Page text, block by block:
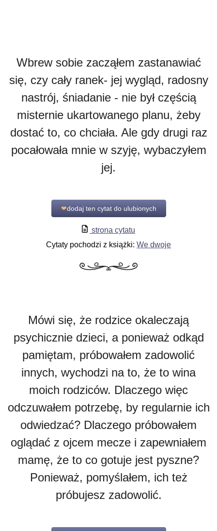
Wbrew sobie zacząłem zastanawiać
się, czy cały ranek- jej wygląd, radosny
nastrój, śniadanie - nie był częścią
misternie ukartowanego planu, żeby
dostać to, co chciała. Ale gdy drugi raz
pocałowała mnie w szyję, wybaczyłem
jej.
❤dodaj ten cytat do ulubionych
strona cytatu
Cytaty pochodzi z książki: We dwoje
Mówi się, że rodzice okaleczają
psychicznie dzieci, a ponieważ odkąd
pamiętam, próbowałem zadowolić
innych, wychodzi na to, że to wina
moich rodziców. Dlaczego więc
odczuwałem potrzebę, by regularnie ich
odwiedzać? Dlaczego próbowałem
oglądać z ojcem mecze i zapewniałem
mamę, że to co gotuje jest pyszne?
Ponieważ, pomyślałem, ich też
próbujesz zadowolić.